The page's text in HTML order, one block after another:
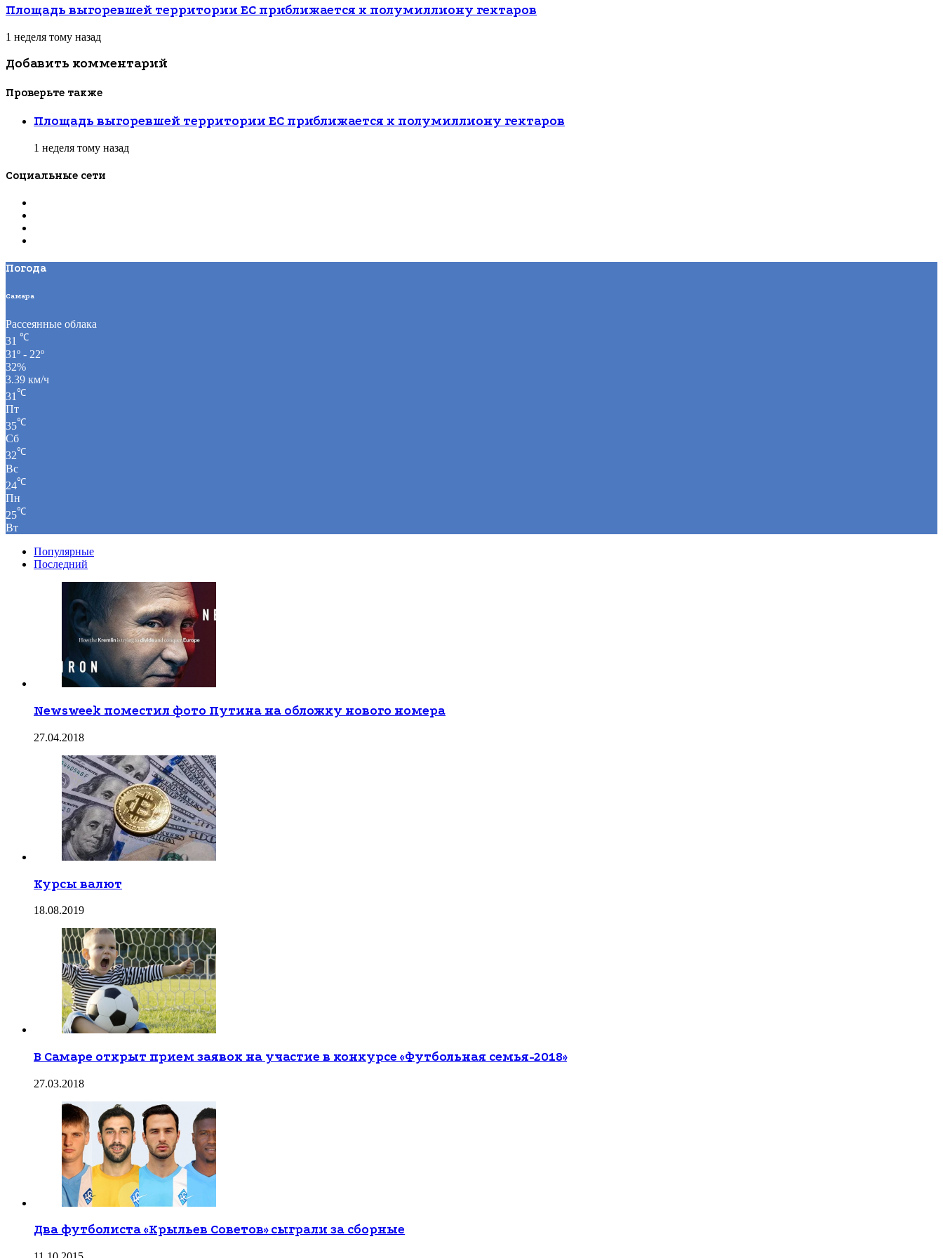
Площадь выгоревшей территории ЕС приближается к полумиллиону гектаров
1 неделя тому назад
Добавить комментарий
Проверьте также
ЗакрытьПлощадь выгоревшей территории ЕС приближается к полумиллиону гектаров
1 неделя тому назад
Социальные сети
Погода
Самара
Рассеянные облака
31 ℃
31º - 22º
32%
3.39 км/ч
31 ℃
Пт
35℃
Сб
32℃
Вс
24℃
Пн
25℃
Вт
Популярные
Последний
Newsweek поместил фото Путина на обложку нового номера
27.04.2018
Курсы валют
18.08.2019
В Самаре открыт прием заявок на участие в конкурсе «Футбольная семья-2018»
27.03.2018
Два футболиста «Крыльев Советов» сыграли за сборные